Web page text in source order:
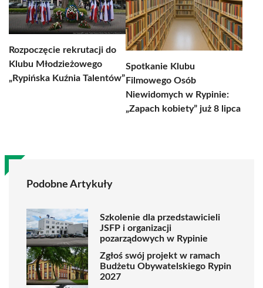
Rozpoczęcie rekrutacji do
Klubu Młodzieżowego
„Rypińska Kuźnia Talentów”
Spotkanie Klubu
Filmowego Osób
Niewidomych w Rypinie:
„Zapach kobiety” już 8 lipca
Podobne Artykuły
Szkolenie dla przedstawicieli
JSFP i organizacji
pozarządowych w Rypinie
Zgłoś swój projekt w ramach
Budżetu Obywatelskiego Rypin
2027